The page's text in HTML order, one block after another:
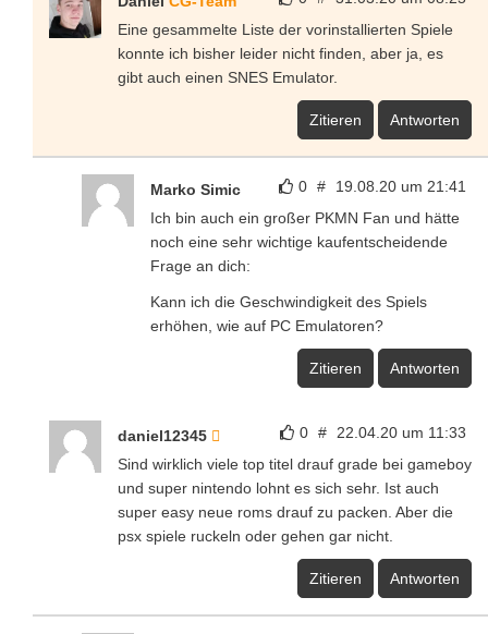
Eine gesammelte Liste der vorinstallierten Spiele
konnte ich bisher leider nicht finden, aber ja, es
gibt auch einen SNES Emulator.
Zitieren Antworten
0 # 19.08.20 um 21:41
Marko Simic
Ich bin auch ein großer PKMN Fan und hätte
noch eine sehr wichtige kaufentscheidende
Frage an dich:
Kann ich die Geschwindigkeit des Spiels
erhöhen, wie auf PC Emulatoren?
Zitieren Antworten
0 # 22.04.20 um 11:33
daniel12345
Sind wirklich viele top titel drauf grade bei gameboy
und super nintendo lohnt es sich sehr. Ist auch
super easy neue roms drauf zu packen. Aber die
psx spiele ruckeln oder gehen gar nicht.
Zitieren Antworten